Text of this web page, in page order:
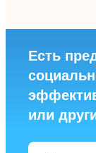
Есть
или